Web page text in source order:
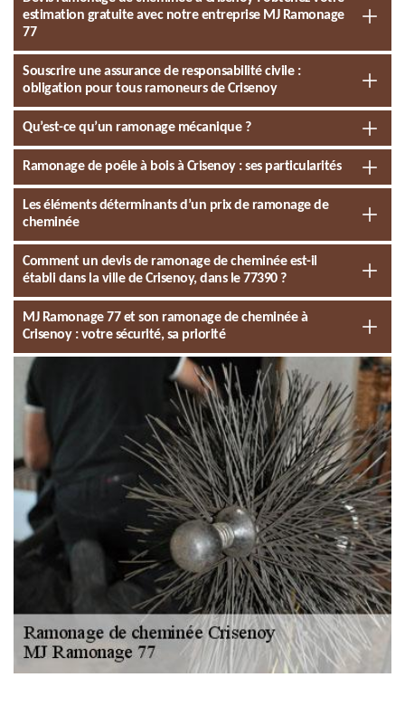
estimation gratuite avec notre entreprise MJ Ramonage
77
Souscrire une assurance de responsabilité civile :
obligation pour tous ramoneurs de Crisenoy
Qu’est-ce qu’un ramonage mécanique ?
Ramonage de poêle à bois à Crisenoy : ses particularités
Les éléments déterminants d’un prix de ramonage de
cheminée
Comment un devis de ramonage de cheminée est-il
établi dans la ville de Crisenoy, dans le 77390 ?
MJ Ramonage 77 et son ramonage de cheminée à
Crisenoy : votre sécurité, sa priorité